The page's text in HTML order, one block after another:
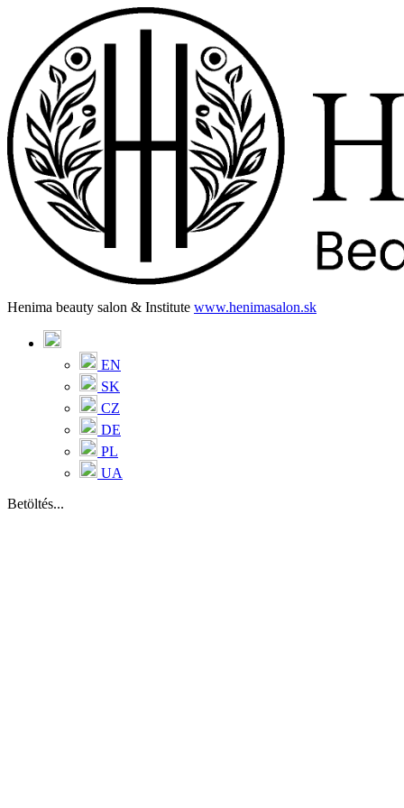
Henima beauty salon & Institute www.henimasalon.sk
EN
SK
CZ
DE
PL
UA
Betöltés...